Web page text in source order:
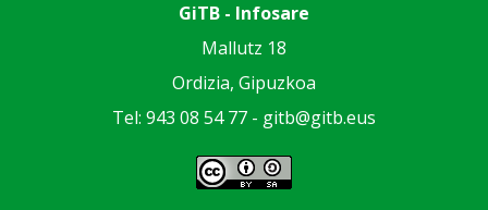
GiTB - Infosare
Mallutz 18
Ordizia, Gipuzkoa
Tel: 943 08 54 77 - gitb@gitb.eus